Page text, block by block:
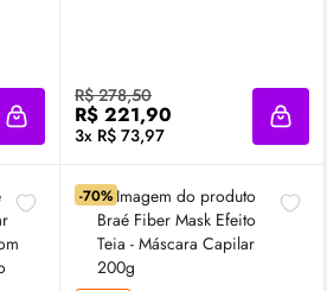
Adicionar à sacola
R$ 278,50
R$ 221,90
3x R$ 73,97
-70%